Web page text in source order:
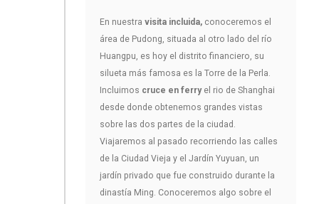
En nuestra visita incluida, conoceremos el
área de Pudong, situada al otro lado del río
Huangpu, es hoy el distrito financiero, su
silueta más famosa es la Torre de la Perla.
Incluimos cruce en ferry el rio de Shanghai
desde donde obtenemos grandes vistas
sobre las dos partes de la ciudad.
Viajaremos al pasado recorriendo las calles
de la Ciudad Vieja y el Jardín Yuyuan, un
jardín privado que fue construido durante la
dinastía Ming. Conoceremos algo sobre el